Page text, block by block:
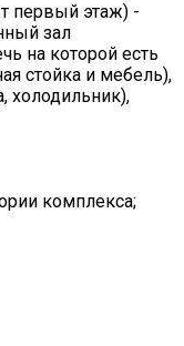
первый этаж) -
зал
на которой есть
стойка и мебель),
холодильник),
комплекса;